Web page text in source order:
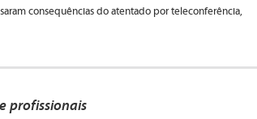
consequências do atentado por teleconferência,
profissionais